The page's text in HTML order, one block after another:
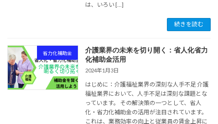
は、いろい […]
続きを読む
省力化補助金
介護業界の未来を切り開く：省人化省力
化補助金活用
2024年1月3日
はじめに：介護福祉業界の深刻な人手不足 介護
福祉業界において、人手不足は深刻な課題とな
っています。 その解決策の一つとして、省人
化・省力化補助金の活用が注目されています。
これは、業務効率の向上と従業員の賃金上昇に